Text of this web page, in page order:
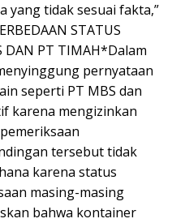
yang tidak sesuai fakta,”
STATUS
DAN PT TIMAH*Dalam
pernyataan
seperti PT MBS dan
karena mengizinkan
tersebut tidak
karena status
masing-masing
bahwa kontainer